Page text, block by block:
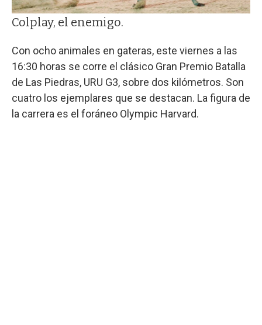
Colplay, el enemigo.
Con ocho animales en gateras, este viernes a las
16:30 horas se corre el clásico Gran Premio Batalla
de Las Piedras, URU G3, sobre dos kilómetros. Son
cuatro los ejemplares que se destacan. La figura de
la carrera es el foráneo Olympic Harvard.